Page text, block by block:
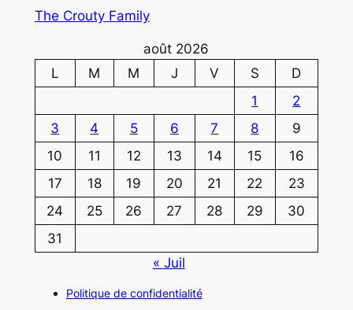
The Crouty Family
août 2026
L
M M J V S
D
1
2
3
4 5 6 7 8
9
10
11 12 13 14 15
16
17
18 19 20 21 22
23
24
25 26 27 28 29
30
31
« Juil
Politique de confidentialité